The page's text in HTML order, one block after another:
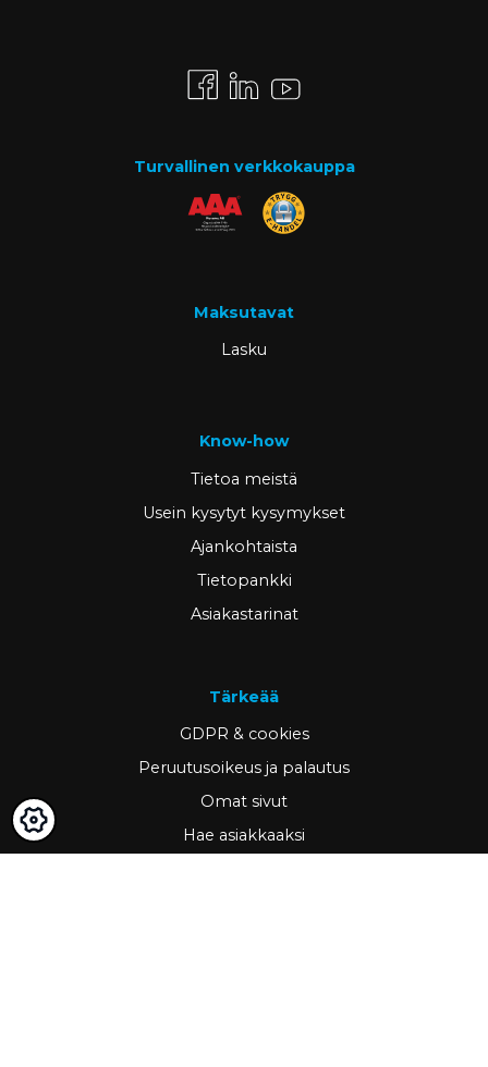
Turvallinen verkkokauppa
Maksutavat
Lasku
Know-how
Tietoa meistä
Usein kysytyt kysymykset
Ajankohtaista
Tietopankki
Asiakastarinat
Tärkeää
GDPR & cookies
Peruutusoikeus ja palautus
Omat sivut
Hae asiakkaaksi